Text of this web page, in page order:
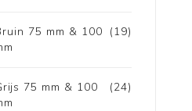
(19)
75 mm & 100
(24)
75 mm & 100